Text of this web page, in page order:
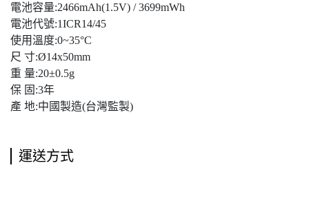
電池容量:2466mAh(1.5V) / 3699mWh
電池代號:1ICR14/45
使用溫度:0~35°C
尺 寸:Ø14x50mm
重 量:20±0.5g
保 固:3年
產 地:中國製造(台灣監製)
運送方式